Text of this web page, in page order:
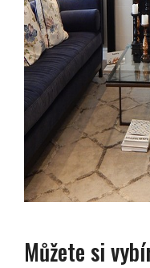
Můžete si